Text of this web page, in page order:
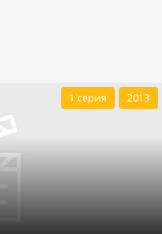
1 серия 2013